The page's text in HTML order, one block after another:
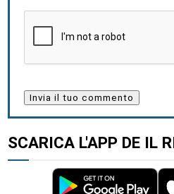
SCARICA L'APP DE IL